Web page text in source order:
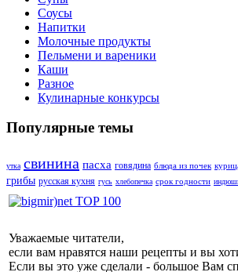
Соусы
Напитки
Молочные продукты
Пельмени и вареники
Каши
Разное
Кулинарные конкурсы
Популярные темы
утка свинина пасха говядина блюда из почек
грибы русская кухня гусь хлебопечка срок годности
Уважаемые читатели,
если вам нравятся наши рецепты и вы
Если вы это уже сделали - большое Вам